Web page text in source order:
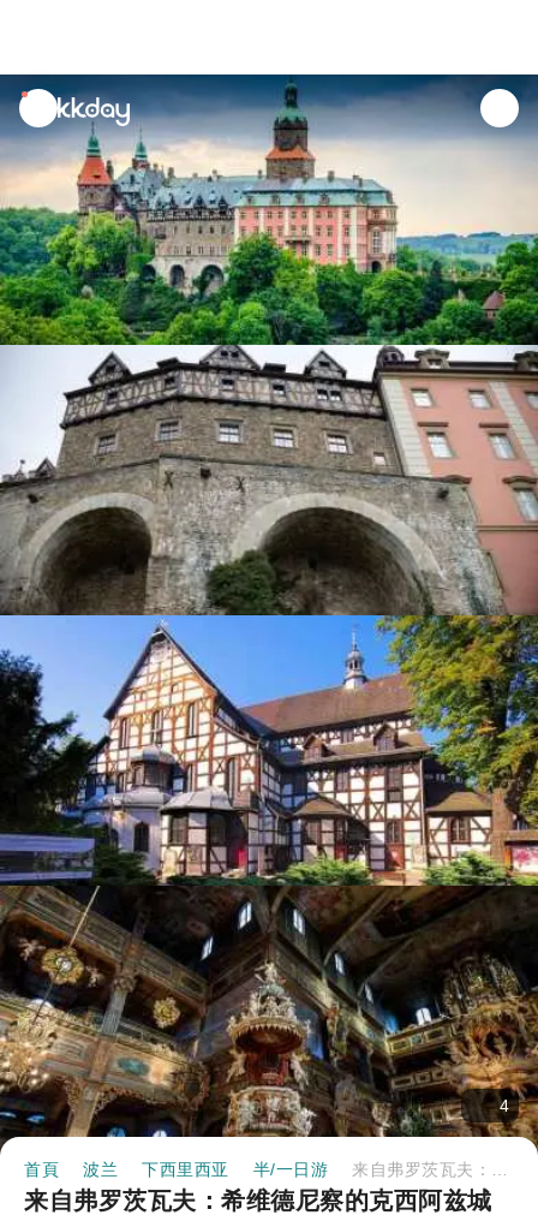
unread
notifications
4
首頁 波兰 下西里西亚 半/一日游
来自弗罗茨瓦夫：希维德尼察的克西阿兹城